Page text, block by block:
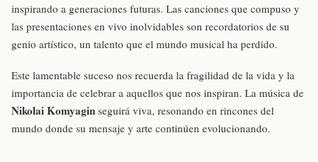
inspirando a generaciones futuras. Las canciones que compuso y
las presentaciones en vivo inolvidables son recordatorios de su
genio artístico, un talento que el mundo musical ha perdido.
Este lamentable suceso nos recuerda la fragilidad de la vida y la
importancia de celebrar a aquellos que nos inspiran. La música de
Nikolai Komyagin seguirá viva, resonando en rincones del
mundo donde su mensaje y arte continúen evolucionando.